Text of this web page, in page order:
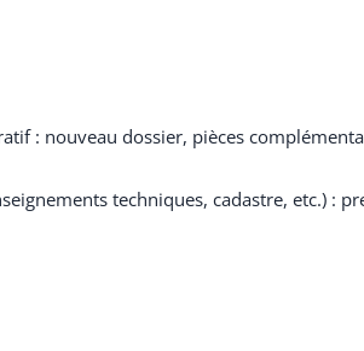
: nouveau dossier, pièces
techniques, cadastre, etc.) :